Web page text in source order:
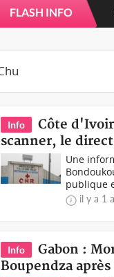
FLASH INFO
Info
Côte
scanner, le
Une
publique
il y a 1
Info
Gabon :
Boupendza